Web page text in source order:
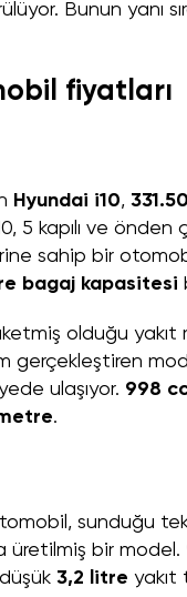
Bunun
fiyatları
Hyundai i10,
5 kapılı ve önden
sahip bir
bagaj kapasitesi
olduğu
ulaşıyor. 998
.
sunduğu
üretilmiş bir model.
3,2 litre yakıt